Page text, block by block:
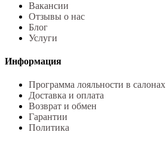
Вакансии
Отзывы о нас
Блог
Услуги
Информация
Программа лояльности в салонах
Доставка и оплата
Возврат и обмен
Гарантии
Политика